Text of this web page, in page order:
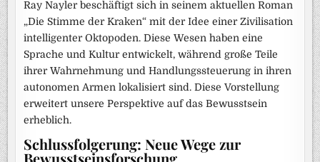
Ray Nayler beschäftigt sich in seinem aktuellen Roman
„Die Stimme der Kraken“ mit der Idee einer Zivilisation
intelligenter Oktopoden. Diese Wesen haben eine
Sprache und Kultur entwickelt, während große Teile
ihrer Wahrnehmung und Handlungssteuerung in ihren
autonomen Armen lokalisiert sind. Diese Vorstellung
erweitert unsere Perspektive auf das Bewusstsein
erheblich.
Schlussfolgerung: Neue Wege zur